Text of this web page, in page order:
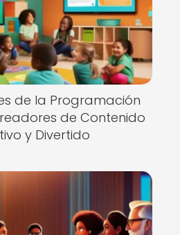
de la Programación
de Contenido
y Divertido